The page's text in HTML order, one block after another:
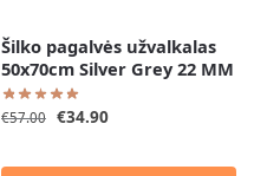
Šilko pagalvės užvalkalas
50x70cm Silver Grey 22 MM
€57.00 €34.90